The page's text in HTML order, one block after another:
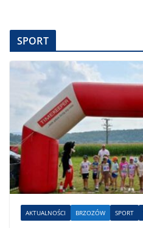
SPORT
AKTUALNOŚCI BRZOZÓW SPORT